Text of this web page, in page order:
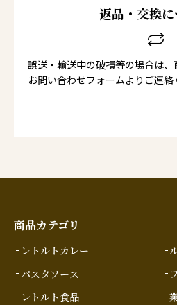
返品・交換
誤送・輸送中の破損等の場合は
お問い合わせフォームよりご連絡
商品カテゴリ
レトルトカレー
パスタソース
レトルト食品